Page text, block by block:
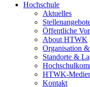
Hochschule
Aktuelles
Öffentliche
About HTWK
Organisation
Standorte &
HTWK-
Kontakt